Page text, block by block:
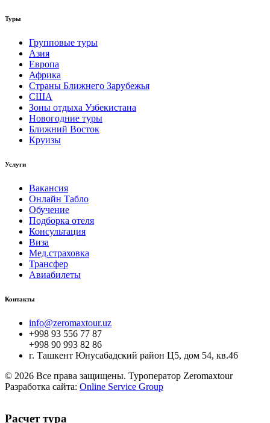
Туры
Групповые туры
Азия
Европа
Африка
Страны Ближнего Зарубежья
США
Зоны отдыха Узбекистана
Новогодние туры
Ближний Восток
Круизы
Услуги
Вакансия
Онлайн Табло
Обучение
Подборка отеля
Консультация
Виза
Мед.страховка
Трансфер
Авиабилеты
Контакты
info@zeromaxtour.uz
+998 93 556 77 87
+998 90 993 82 86
г. Ташкент Юнусабадский район Ц5, дом 54, кв.46
© 2026 Все права защищены. Туроператор Zeromaxtour
Разработка сайта: Online Service Group
Расчет тура